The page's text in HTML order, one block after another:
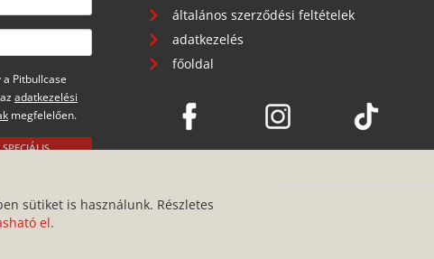
Pitbullcase
adatkezelési
megfelelően.
általános szerződési feltételek
adatkezelés
főoldal
sütiket is használunk. Részletes
el.